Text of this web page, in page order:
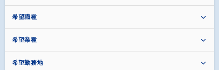
希望職種
希望業種
希望勤務地